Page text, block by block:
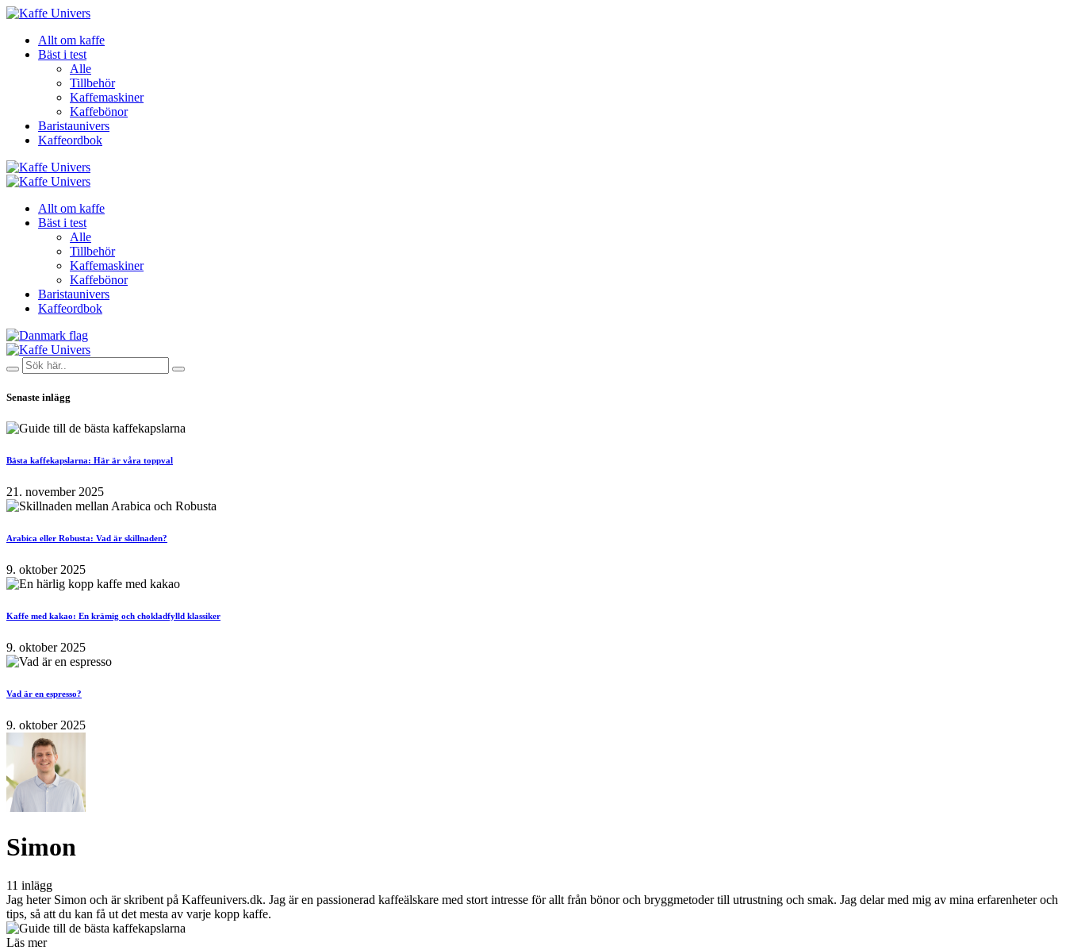
Allt om kaffe
Bäst i test
Alle
Tillbehör
Kaffemaskiner
Kaffebönor
Baristaunivers
Kaffeordbok
Allt om kaffe
Bäst i test
Alle
Tillbehör
Kaffemaskiner
Kaffebönor
Baristaunivers
Kaffeordbok
Senaste inlägg
Bästa kaffekapslarna: Här är våra toppval
21. november 2025
Arabica eller Robusta: Vad är skillnaden?
9. oktober 2025
Kaffe med kakao: En krämig och chokladfylld klassiker
9. oktober 2025
Vad är en espresso?
9. oktober 2025
Simon
11 inlägg
Jag heter Simon och är skribent på Kaffeunivers.dk. Jag är en passionerad kaffeälskare med stort intresse för allt från bönor och bryggmetoder till utrustning och smak. Jag delar med mig av mina erfarenheter och
tips, så att du kan få ut det mesta av varje kopp kaffe.
Läs mer